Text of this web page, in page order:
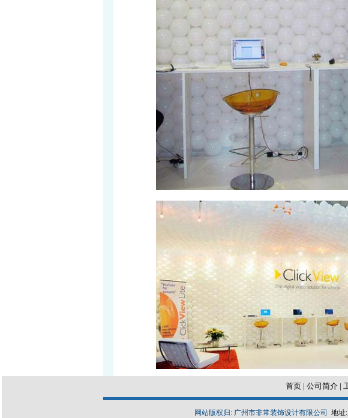
首页 | 公司简介 |
网站版权归: 广州市非常装饰设计有限公司 地址